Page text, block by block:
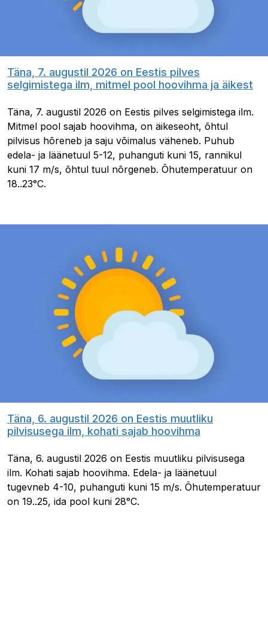
Täna, 7. augustil 2026 on Eestis pilves
selgimistega ilm, mitmel pool hoovihma ja äikest
Täna, 7. augustil 2026 on Eestis pilves selgimistega ilm.
Mitmel pool sajab hoovihma, on äikeseoht, õhtul
pilvisus hõreneb ja saju võimalus väheneb. Puhub
edela- ja läänetuul 5-12, puhanguti kuni 15, rannikul
kuni 17 m/s, õhtul tuul nõrgeneb. Õhutemperatuur on
18..23°C.
Täna, 6. augustil 2026 on Eestis muutliku
pilvisusega ilm, kohati sajab hoovihma
Täna, 6. augustil 2026 on Eestis muutliku pilvisusega
ilm. Kohati sajab hoovihma. Edela- ja läänetuul
tugevneb 4-10, puhanguti kuni 15 m/s. Õhutemperatuur
on 19..25, ida pool kuni 28°C.